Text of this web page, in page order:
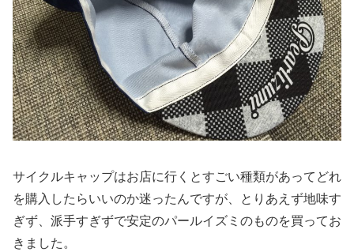
サイクルキャップはお店に行くとすごい種類があってどれ
を購入したらいいのか迷ったんですが、とりあえず地味す
ぎず、派手すぎずで安定のパールイズミのものを買ってお
きました。